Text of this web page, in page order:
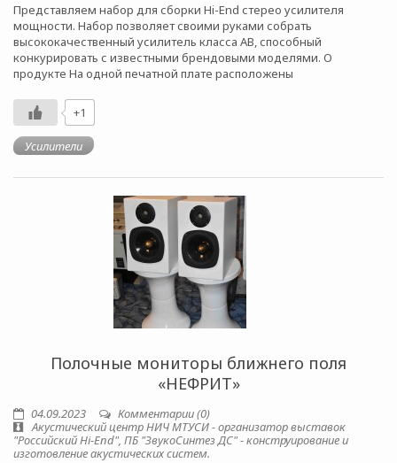
Представляем набор для сборки Hi-End стерео усилителя
мощности. Набор позволяет своими руками собрать
высококачественный усилитель класса АВ, способный
конкурировать с известными брендовыми моделями. О
продукте На одной печатной плате расположены
+1
Усилители
Полочные мониторы ближнего поля
«НЕФРИТ»
04.09.2023
Комментарии (0)
Акустический центр НИЧ МТУСИ - организатор выставок
"Российский Hi-End", ПБ "ЗвукоСинтез ДС" - конструирование и
изготовление акустических систем.